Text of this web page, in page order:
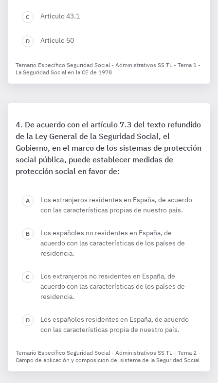
Artículo 43.1
Artículo 50
Temario Específico Seguridad Social - Administrativos SS TL - Tema 1 -
La Seguridad Social en la CE de 1978
De acuerdo con el artículo 7.3 del texto refundido
de la Ley General de la Seguridad Social, el
Gobierno, en el marco de los sistemas de protección
social pública, puede establecer medidas de
protección social en favor de:
Los extranjeros residentes en España, de acuerdo
con las características propias de nuestro país.
Los españoles no residentes en España, de
acuerdo con las características de los países de
residencia.
Los extranjeros no residentes en España, de
acuerdo con las características de los países de
residencia.
Los españoles residentes en España, de acuerdo
con las características propia de nuestro país.
Temario Específico Seguridad Social - Administrativos SS TL - Tema 2 -
Campo de aplicación y composición del sistema de la Seguridad Social